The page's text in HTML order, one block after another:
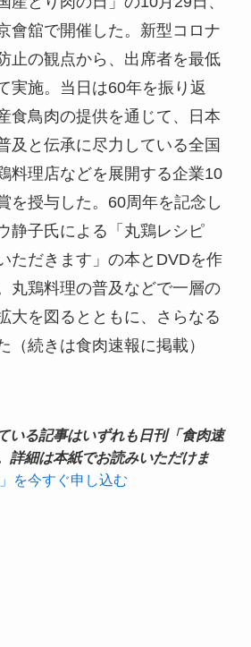
會舘で開催した。新型コロナ
止の観点から、出席者を最低
実施。当日は60年を振り返
食鳥肉の提供を通じて、日本
及と伝承に尽力している全国
料理店などを展開する企業10
を授与した。60周年を記念し
静子氏による「丸鶏レシピ
ただきます」の本とDVDを作
丸鶏料理の普及などで一層の
大を図るとともに、さらなる
（続きは食肉速報に掲載）
いる記事はいずれも日刊「食肉速
詳細は本紙でお読みいただけま
を今すぐ申し込む